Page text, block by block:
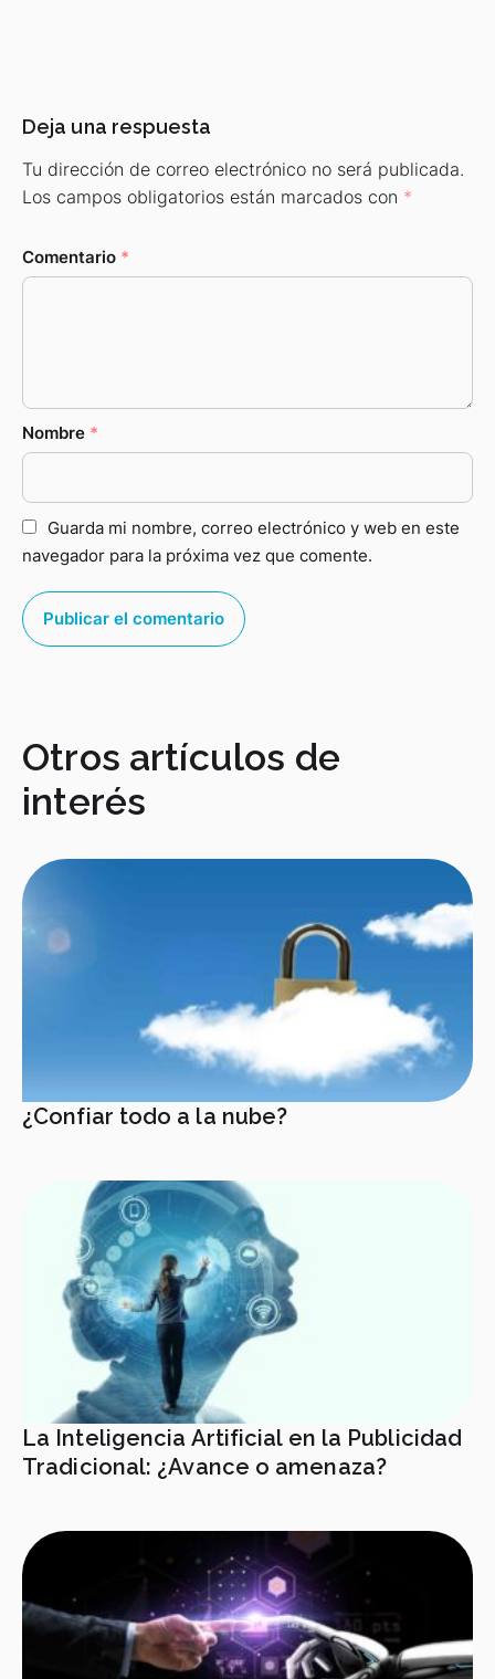
Deja una respuesta
Tu dirección de correo electrónico no será publicada.
Los campos obligatorios están marcados con *
Comentario *
Nombre *
Guarda mi nombre, correo electrónico y web en este
navegador para la próxima vez que comente.
Otros artículos de
interés
¿Confiar todo a la nube?
La Inteligencia Artificial en la Publicidad
Tradicional: ¿Avance o amenaza?